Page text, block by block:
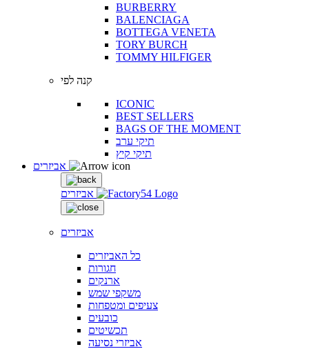
BURBERRY
BALENCIAGA
BOTTEGA VENETA
TORY BURCH
TOMMY HILFIGER
קנה לפי
ICONIC
BEST SELLERS
BAGS OF THE MOMENT
תיקי ערב
תיקי קיץ
אביזרים
אביזרים
כל האביזרים
חגורות
ארנקים
משקפי שמש
צעיפים ומטפחות
כובעים
תכשיטים
אביזרי נסיעה